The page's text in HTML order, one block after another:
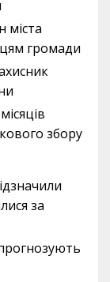
міста
громади
збору
за